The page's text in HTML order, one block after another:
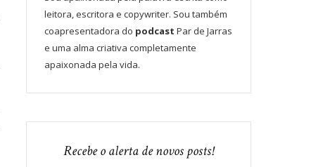
leitora, escritora e copywriter. Sou também
coapresentadora do podcast Par de Jarras
e uma alma criativa completamente
apaixonada pela vida.
Recebe o alerta de novos posts!